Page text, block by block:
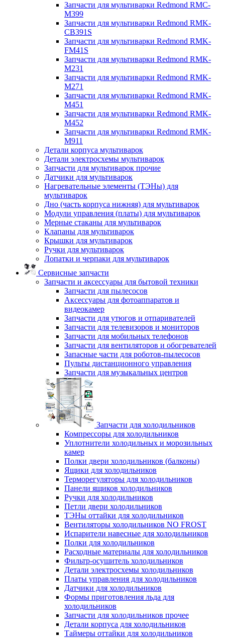
Запчасти для мультиварки Redmond RMC-
M399
Запчасти для мультиварки Redmond RMK-
CB391S
Запчасти для мультиварки Redmond RMK-
FM41S
Запчасти для мультиварки Redmond RMK-
M231
Запчасти для мультиварки Redmond RMK-
M271
Запчасти для мультиварки Redmond RMK-
M451
Запчасти для мультиварки Redmond RMK-
M452
Запчасти для мультиварки Redmond RMK-
M911
Детали корпуса мультиварок
Детали электросхемы мультиварок
Запчасти для мультиварок прочие
Датчики для мультиварок
Нагревательные элементы (ТЭНы) для
мультиварок
Дно (часть корпуса нижняя) для мультиварок
Модули управления (платы) для мультиварок
Мерные стаканы для мультиварок
Клапаны для мультиварок
Крышки для мультиварок
Ручки для мультиварок
Лопатки и черпаки для мультиварок
Сервисные запчасти
Запчасти и аксессуары для бытовой техники
Запчасти для пылесосов
Аксессуары для фотоаппаратов и
видеокамер
Запчасти для утюгов и отпаривателей
Запчасти для телевизоров и мониторов
Запчасти для мобильных телефонов
Запчасти для вентиляторов и обогревателей
Запасные части для роботов-пылесосов
Пульты дистанционного управления
Запчасти для музыкальных центров
Запчасти для холодильников
Компрессоры для холодильников
Уплотнители холодильных и морозильных
камер
Полки двери холодильников (балконы)
Ящики для холодильников
Терморегуляторы для холодильников
Панели ящиков холодильников
Ручки для холодильников
Петли двери холодильников
ТЭНы оттайки для холодильников
Вентиляторы холодильников NO FROST
Испарители навесные для холодильников
Полки для холодильников
Расходные материалы для холодильников
Фильтр-осушитель холодильников
Детали электросхемы холодильников
Платы управления для холодильников
Датчики для холодильников
Формы приготовления льда для
холодильников
Запчасти для холодильников прочее
Детали корпуса для холодильников
Таймеры оттайки для холодильников